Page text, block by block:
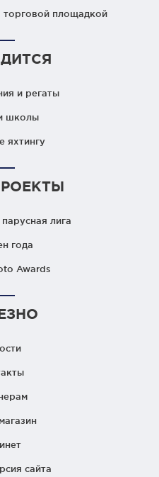
торговой площадкой
и регаты
школы
яхтингу
лига
года
Awards
сайта